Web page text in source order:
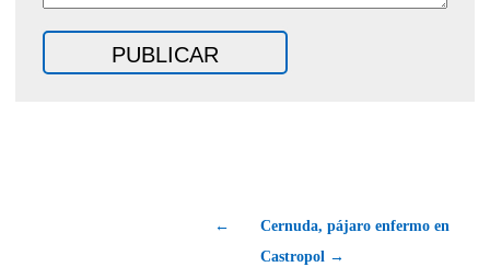
←
Cernuda, pájaro enfermo en
Castropol →